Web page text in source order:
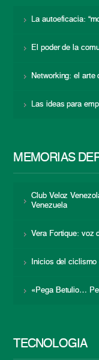
La autoeficacia:
El poder de la
Networking: el arte
Las ideas para
MEMORIAS
Club Veloz
Venezuela
Vera Fortique: voz
Inicios del ciclismo
«Pega Betulio…
TECNOLOGÍA